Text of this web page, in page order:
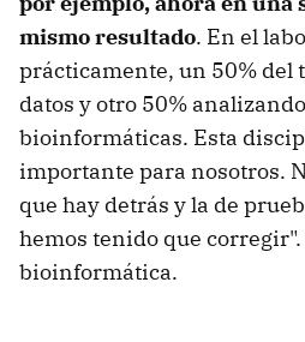
mismo resultado. En el
prácticamente, un 50% del
datos y otro 50%
bioinformáticas. Esta
importante para nosotros.
que hay detrás y la de
hemos tenido que corregir".
bioinformática.